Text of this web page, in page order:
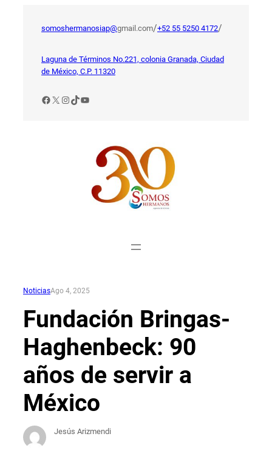
somoshermanosiap@gmail.com/+52 55 5250 4172/
Laguna de Términos No.221, colonia Granada, Ciudad
de México, C.P. 11320
Facebook
X Instagram
TikTok
YouTube
NoticiasAgo 4, 2025
Fundación Bringas-
Haghenbeck: 90
años de servir a
México
Jesús Arizmendi